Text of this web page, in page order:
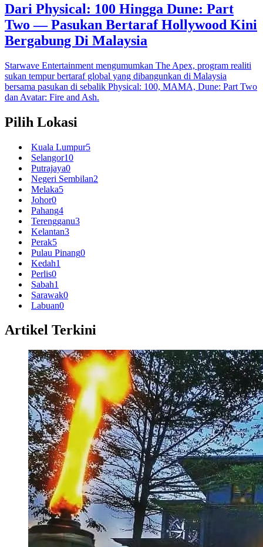
Dari Physical: 100 Hingga Dune: Part
Two — Pasukan Bertaraf Hollywood Kini
Bergabung Di Malaysia
Starwave Entertainment mengumumkan The Apex, program realiti
sukan tempur bertaraf global yang dibangunkan di Malaysia
bersama pasukan di sebalik Physical: 100, MAMA, Dune: Part Two
dan Avatar: Fire and Ash.
Pilih Lokasi
Kuala Lumpur5
Selangor10
Putrajaya0
Negeri Sembilan2
Melaka5
Johor0
Pahang4
Terengganu3
Kelantan3
Perak5
Pulau Pinang0
Kedah1
Perlis0
Sabah1
Sarawak0
Labuan0
Artikel Terkini